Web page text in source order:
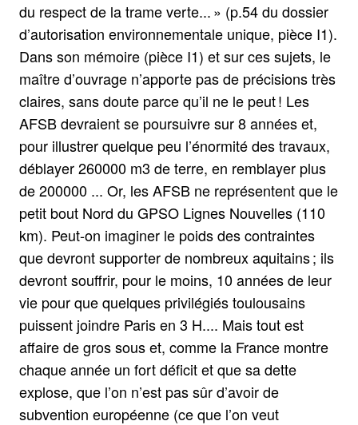
du respect de la trame verte... » (p.54 du dossier
d’autorisation environnementale unique, pièce I1).
Dans son mémoire (pièce I1) et sur ces sujets, le
maître d’ouvrage n’apporte pas de précisions très
claires, sans doute parce qu’il ne le peut ! Les
AFSB devraient se poursuivre sur 8 années et,
pour illustrer quelque peu l’énormité des travaux,
déblayer 260000 m3 de terre, en remblayer plus
de 200000 ... Or, les AFSB ne représentent que le
petit bout Nord du GPSO Lignes Nouvelles (110
km). Peut-on imaginer le poids des contraintes
que devront supporter de nombreux aquitains ; ils
devront souffrir, pour le moins, 10 années de leur
vie pour que quelques privilégiés toulousains
puissent joindre Paris en 3 H.... Mais tout est
affaire de gros sous et, comme la France montre
chaque année un fort déficit et que sa dette
explose, que l’on n’est pas sûr d’avoir de
subvention européenne (ce que l’on veut